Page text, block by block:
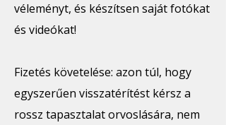
véleményt, és készítsen saját fotókat
és videókat!
Fizetés követelése: azon túl, hogy
egyszerűen visszatérítést kérsz a
rossz tapasztalat orvoslására, nem